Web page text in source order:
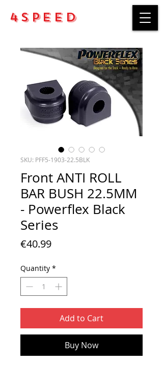
4Speed
SKU: PFF5-1903-22.5BLK
Front ANTI ROLL
BAR BUSH 22.5MM
- Powerflex Black
Series
€40.99Price
Quantity *
Add to Cart
Buy Now